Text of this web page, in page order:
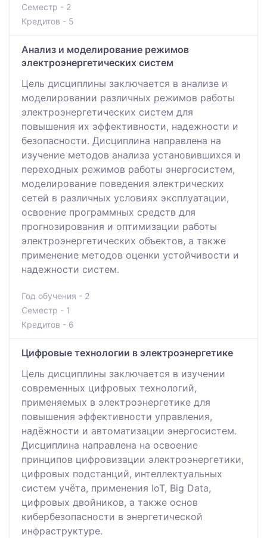
Семестр - 2
Кредитов - 5
Анализ и моделирование режимов
электроэнергетических систем
Цель дисциплины заключается в анализе и
моделировании различных режимов работы
электроэнергетических систем для
повышения их эффективности, надежности и
безопасности. Дисциплина направлена на
изучение методов анализа установившихся и
переходных режимов работы энергосистем,
моделирование поведения электрических
сетей в различных условиях эксплуатации,
освоение программных средств для
прогнозирования и оптимизации работы
электроэнергетических объектов, а также
применение методов оценки устойчивости и
надежности систем.
Год обучения - 2
Семестр - 1
Кредитов - 6
Цифровые технологии в электроэнергетике
Цель дисциплины заключается в изучении
современных цифровых технологий,
применяемых в электроэнергетике для
повышения эффективности управления,
надёжности и автоматизации энергосистем.
Дисциплина направлена на освоение
принципов цифровизации электроэнергетики,
цифровых подстанций, интеллектуальных
систем учёта, применения IoT, Big Data,
цифровых двойников, а также основ
кибербезопасности в энергетической
инфраструктуре.